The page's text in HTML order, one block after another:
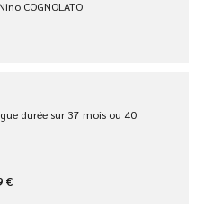
COGNOLATO
durée sur 37 mois ou 40
€